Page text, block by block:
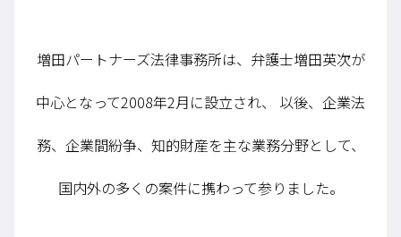
増田パートナーズ法律事務所は、弁護士増田英次が
中心となって2008年2月に設立され、
以後、企業法
務、企業間紛争、知的財産を主な業務分野として、
国内外の多くの案件に携わって参りました。